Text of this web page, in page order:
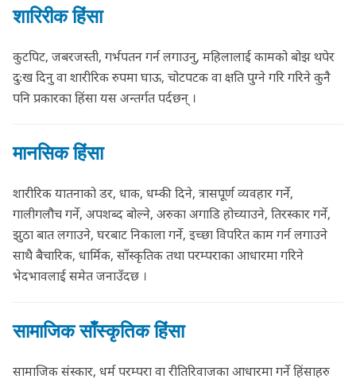
शारिरीक हिंसा
कुटपिट, जबरजस्ती, गर्भपतन गर्न लगाउनु, महिलालाई कामको बोझ थपेर
दुःख दिनु वा शारीरिक रुपमा घाऊ, चोटपटक वा क्षति पुग्ने गरि गरिने कुनै
पनि प्रकारका हिंसा यस अन्तर्गत पर्दछन् ।
मानसिक हिंसा
शारीरिक यातनाको डर, धाक, धम्की दिने, त्रासपूर्ण व्यवहार गर्ने,
गालीगलौच गर्ने, अपशब्द बोल्ने, अरुका अगाडि होच्याउने, तिरस्कार गर्ने,
झुठा बात लगाउने, घरबाट निकाला गर्ने, इच्छा विपरित काम गर्न लगाउने
साथै बैचारिक, धार्मिक, साँस्कृतिक तथा परम्पराका आधारमा गरिने
भेदभावलाई समेत जनाउँदछ ।
सामाजिक साँस्कृतिक हिंसा
सामाजिक संस्कार, धर्म परम्परा वा रीतिरिवाजका आधारमा गर्ने हिंसाहरु